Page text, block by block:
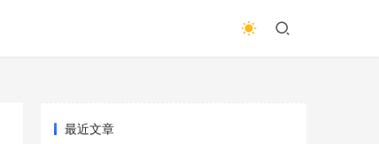
最近文章